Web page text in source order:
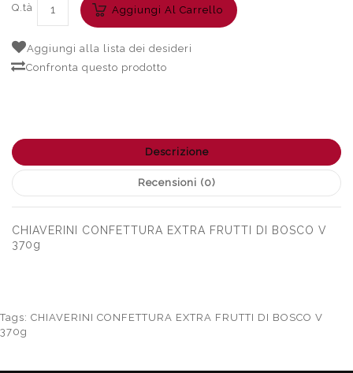
Q.tà Aggiungi Al Carrello
Aggiungi alla lista dei desideri
Confronta questo prodotto
Descrizione
Recensioni (0)
CHIAVERINI CONFETTURA EXTRA FRUTTI DI BOSCO V
370g
Tags: CHIAVERINI CONFETTURA EXTRA FRUTTI DI BOSCO V
370g